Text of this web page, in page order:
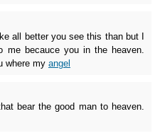
all better you see this than but I
me becauce you in the heaven.
where my angel
bear the good man to heaven.